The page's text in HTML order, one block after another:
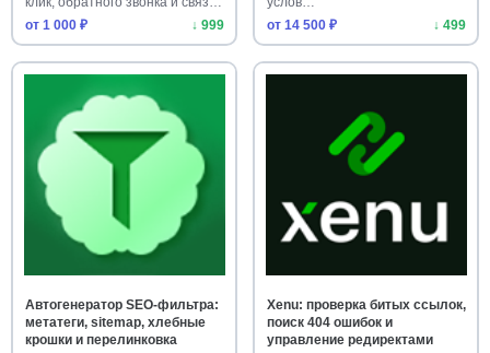
от 1 000 ₽
↓ 999
от 14 500 ₽
↓ 499
Автогенератор SEO-фильтра:
метатеги, sitemap, хлебные
крошки и перелинковка
Xenu: проверка битых ссылок,
поиск 404 ошибок и
управление редиректами